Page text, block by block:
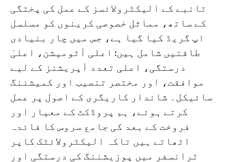
تانبے کے الیکٹرولائسز کے عمل کی پختگی
کے ساتھ، مماثل خصوصی کرینوں کو مسلسل
اپ گریڈ کیا گیا ہے، جس میں چار بنیادی
طاقتیں شامل ہیں: اعلی آٹومیشن، اعلیٰ
درستگی، اعلی تعدد آپریشنز کے لیے
موافقت، اور مختصر تنصیب اور کمیشننگ
سائیکل۔ شاندار کاریگری کے اصول پر عمل
کرتے ہوئے، ہم پروڈکٹ کے معیار اور
فروخت کے بعد کی جامع سروس کا فائدہ
اٹھاتے ہیں تاکہ الیکٹرولائٹک کاپر
ٹرانسفر میں پوزیشننگ کی درستگی اور